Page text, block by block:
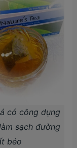
có công dụng
sạch đường
béo